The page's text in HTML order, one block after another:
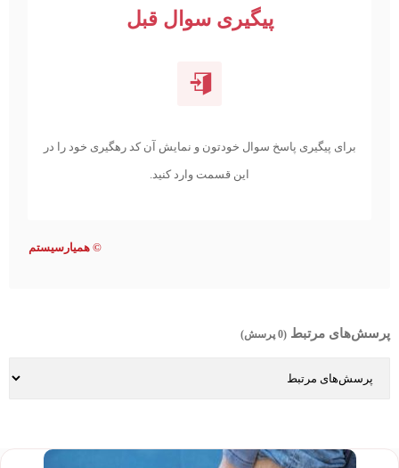
پیگیری سوال قبل
برای پیگیری پاسخ سوال خودتون و نمایش آن کد رهگیری خود را در
این قسمت وارد کنید.
© همیارسیستم
پرسش‌های مرتبط (0 پرسش)